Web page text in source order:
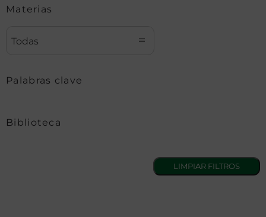
Materias
Todas
Palabras clave
Biblioteca